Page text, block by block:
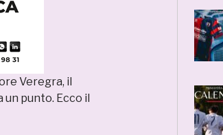
Veregra, il
punto. Ecco il